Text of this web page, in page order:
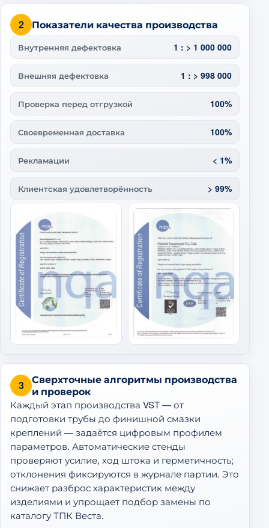
2 Показатели качества производства
Внутренняя дефектовка 1 : > 1 000 000
Внешняя дефектовка 1 : > 998 000
Проверка перед отгрузкой 100%
Своевременная доставка 100%
Рекламации < 1%
Клиентская удовлетворённость > 99%
3 Сверхточные алгоритмы производства
и проверок
Каждый этап производства VST — от
подготовки трубы до финишной смазки
креплений — задаётся цифровым профилем
параметров. Автоматические стенды
проверяют усилие, ход штока и герметичность;
отклонения фиксируются в журнале партии. Это
снижает разброс характеристик между
изделиями и упрощает подбор замены по
каталогу ТПК Веста.